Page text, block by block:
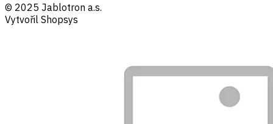
© 2025 Jablotron a.s.
Vytvořil Shopsys